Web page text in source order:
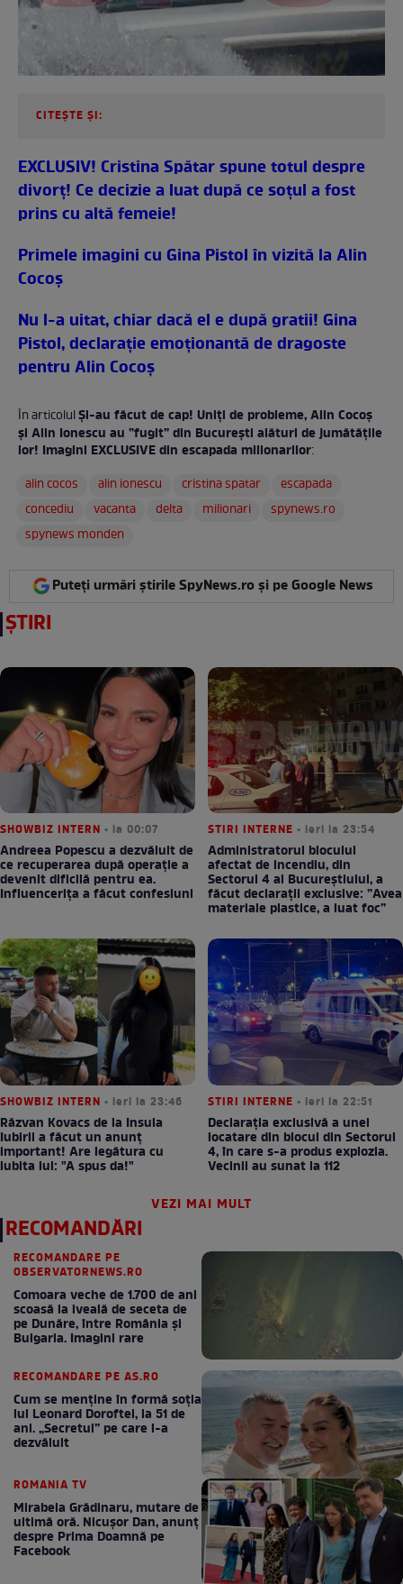
CITEȘTE ȘI:
EXCLUSIV! Cristina Spătar spune totul despre
divorț! Ce decizie a luat după ce soțul a fost
prins cu altă femeie!
Primele imagini cu Gina Pistol în vizită la Alin
Cocoș
Nu l-a uitat, chiar dacă el e după gratii! Gina
Pistol, declarație emoționantă de dragoste
pentru Alin Cocoș
În articolulȘi-au făcut de cap! Uniți de probleme, Alin Cocoș
și Alin Ionescu au ”fugit” din București alături de jumătățile
lor! Imagini EXCLUSIVE din escapada milionarilor:
alin cocos
alin ionescu cristina spatar
escapada
concediu
vacanta delta milionari
spynews.ro
spynews monden
Puteți urmări știrile SpyNews.ro și pe Google News
ȘTIRI
SHOWBIZ INTERN • la 00:07
Andreea Popescu a dezvăluit de
ce recuperarea după operație a
devenit dificilă pentru ea.
Influencerița a făcut confesiuni
STIRI INTERNE • ieri la 23:54
Administratorul blocului
afectat de incendiu, din
Sectorul 4 al Bucureștiului, a
făcut declarații exclusive: ”Avea
materiale plastice, a luat foc”
SHOWBIZ INTERN • ieri la 23:46
Răzvan Kovacs de la Insula
Iubirii a făcut un anunț
important! Are legătura cu
iubita lui: "A spus da!"
STIRI INTERNE • ieri la 22:51
Declarația exclusivă a unei
locatare din blocul din Sectorul
4, în care s-a produs explozia.
Vecinii au sunat la 112
VEZI MAI MULT
RECOMANDĂRI
RECOMANDARE PE
OBSERVATORNEWS.RO
Comoara veche de 1.700 de ani
scoasă la iveală de seceta de
pe Dunăre, între România şi
Bulgaria. Imagini rare
RECOMANDARE PE AS.RO
Cum se menţine în formă soţia
lui Leonard Doroftei, la 51 de
ani. „Secretul” pe care l-a
dezvăluit
ROMANIA TV
Mirabela Grădinaru, mutare de
ultimă oră. Nicuşor Dan, anunţ
despre Prima Doamnă pe
Facebook